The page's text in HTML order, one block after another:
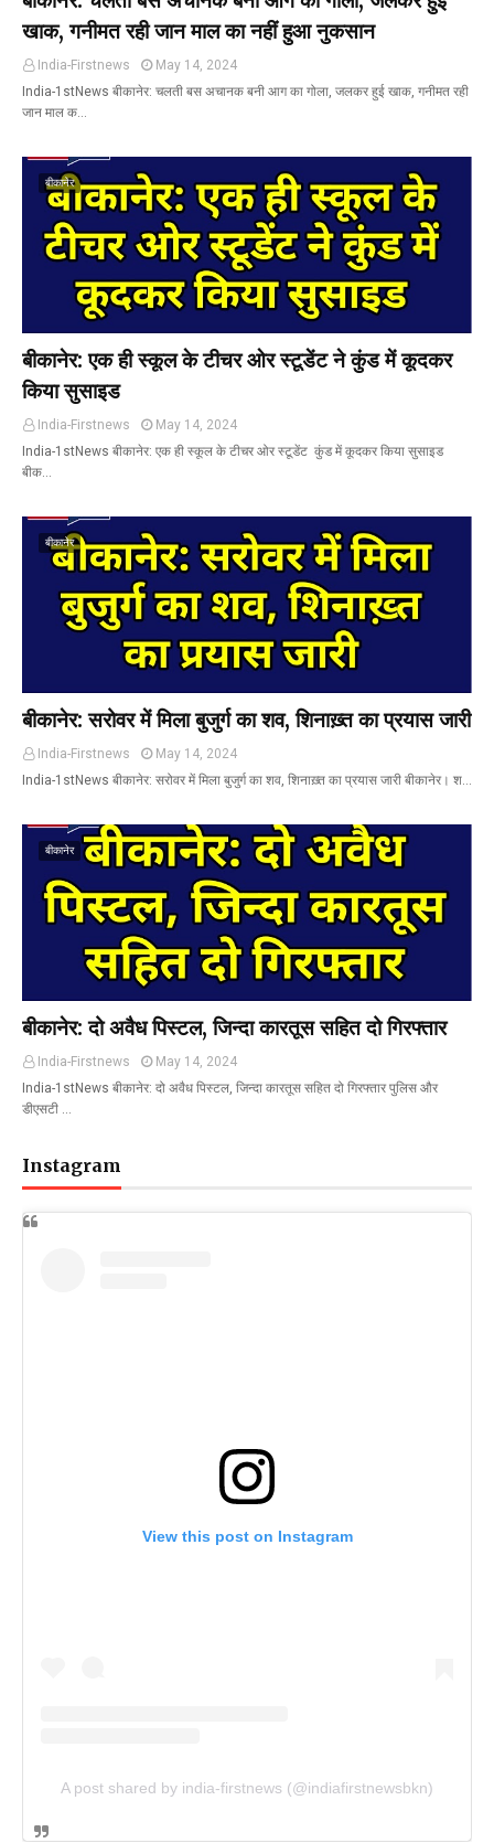
खाक, गनीमत रही जान माल का नहीं हुआ नुकसान
India-Firstnews
May 14, 2024
India-1stNews बीकानेर: चलती बस अचानक बनी आग का गोला, जलकर हुई खाक, गनीमत रही
जान माल क…
बीकानेर
बीकानेर: एक ही स्कूल के टीचर ओर स्टूडेंट ने कुंड में कूदकर
किया सुसाइड
India-Firstnews
May 14, 2024
India-1stNews बीकानेर: एक ही स्कूल के टीचर ओर स्टूडेंट कुंड में कूदकर किया सुसाइड
बीक…
बीकानेर
बीकानेर: सरोवर में मिला बुजुर्ग का शव, शिनाख़्त का प्रयास जारी
India-Firstnews
May 14, 2024
India-1stNews बीकानेर: सरोवर में मिला बुजुर्ग का शव, शिनाख़्त का प्रयास जारी बीकानेर। श…
बीकानेर
बीकानेर: दो अवैध पिस्टल, जिन्दा कारतूस सहित दो गिरफ्तार
India-Firstnews
May 14, 2024
India-1stNews बीकानेर: दो अवैध पिस्टल, जिन्दा कारतूस सहित दो गिरफ्तार पुलिस और
डीएसटी …
Instagram
View this post on Instagram
A post shared by india-firstnews (@indiafirstnewsbkn)